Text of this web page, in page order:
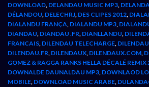
DOWNLOAD, DELANDAU MUSIC MP3,
DÉLANDOU, DELECHRJ, DES CLIPES 2012,
DIALANDU FRANÇA, DIALANDU MP3,
DIANDAU, DIANDAU .FR, DIANLLANDU,
FRANCAIS, DILENDAU TELECHARGE,
DILENDAU.FR, DILENDAUX, DILENDAUX.COM,
GOMEZ & RAGGA RANKS HELLA DÉCALÉ
DOWNALDE DAUNALDAU MP3, DOWNLAOD
MOBILE, DOWNLOAD MUSIC ARABE,